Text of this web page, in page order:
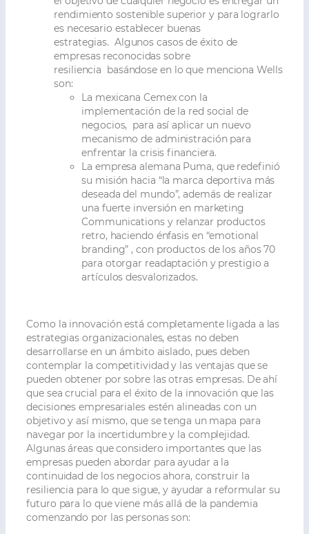
rendimiento sostenible superior y para lograrlo
es necesario establecer buenas
estrategias. Algunos casos de éxito de
empresas reconocidas sobre
resiliencia basándose en lo que menciona Wells
son:
La mexicana Cemex con la
implementación de la red social de
negocios, para así aplicar un nuevo
mecanismo de administración para
enfrentar la crisis financiera.
La empresa alemana Puma, que redefinió
su misión hacia “la marca deportiva más
deseada del mundo”, además de realizar
una fuerte inversión en marketing
Communications y relanzar productos
retro, haciendo énfasis en “emotional
branding” , con productos de los años 70
para otorgar readaptación y prestigio a
artículos desvalorizados.
Como la innovación está completamente ligada a las
estrategias organizacionales, estas no deben
desarrollarse en un ámbito aislado, pues deben
contemplar la competitividad y las ventajas que se
pueden obtener por sobre las otras empresas. De ahí
que sea crucial para el éxito de la innovación que las
decisiones empresariales estén alineadas con un
objetivo y así mismo, que se tenga un mapa para
navegar por la incertidumbre y la complejidad.
Algunas áreas que considero importantes que las
empresas pueden abordar para ayudar a la
continuidad de los negocios ahora, construir la
resiliencia para lo que sigue, y ayudar a reformular su
futuro para lo que viene más allá de la pandemia
comenzando por las personas son: